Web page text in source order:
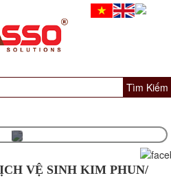
Tìm Kiếm
VỆ SINH KIM PHUN/